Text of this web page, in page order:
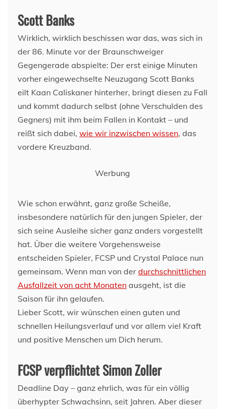
Scott Banks
Wirklich, wirklich beschissen war das, was sich in
der 86. Minute vor der Braunschweiger
Gegengerade abspielte: Der erst einige Minuten
vorher eingewechselte Neuzugang Scott Banks
eilt Kaan Caliskaner hinterher, bringt diesen zu Fall
und kommt dadurch selbst (ohne Verschulden des
Gegners) mit ihm beim Fallen in Kontakt – und
reißt sich dabei, wie wir inzwischen wissen, das
vordere Kreuzband.
Werbung
Wie schon erwähnt, ganz große Scheiße,
insbesondere natürlich für den jungen Spieler, der
sich seine Ausleihe sicher ganz anders vorgestellt
hat. Über die weitere Vorgehensweise
entscheiden Spieler, FCSP und Crystal Palace nun
gemeinsam. Wenn man von der durchschnittlichen
Ausfallzeit von acht Monaten ausgeht, ist die
Saison für ihn gelaufen.
Lieber Scott, wir wünschen einen guten und
schnellen Heilungsverlauf und vor allem viel Kraft
und positive Menschen um Dich herum.
FCSP verpflichtet Simon Zoller
Deadline Day – ganz ehrlich, was für ein völlig
überhypter Schwachsinn, seit Jahren. Aber dieser